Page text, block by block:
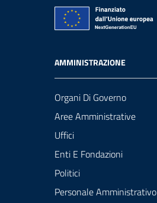
AMMINISTRAZIONE
Organi Di Governo
Aree Amministrative
Uffici
Enti E Fondazioni
Politici
Personale Amministrativo